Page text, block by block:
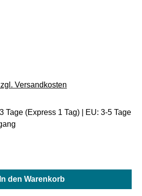
Versandkosten
Tage (Express 1 Tag) | EU: 3-5 Tage
Gib den gewünschten
In den Warenkorb